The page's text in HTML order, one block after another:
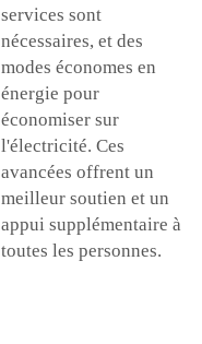
services sont
nécessaires, et des
modes économes en
énergie pour
économiser sur
l'électricité. Ces
avancées offrent un
meilleur soutien et un
appui supplémentaire à
toutes les personnes.